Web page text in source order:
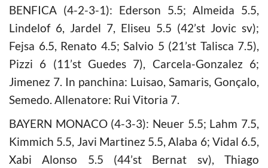
BENFICA (4-2-3-1): Ederson 5.5; Almeida 5.5,
Lindelof 6, Jardel 7, Eliseu 5.5 (42’st Jovic sv);
Fejsa 6.5, Renato 4.5; Salvio 5 (21’st Talisca 7.5),
Pizzi 6 (11’st Guedes 7), Carcela-Gonzalez 6;
Jimenez 7. In panchina: Luisao, Samaris, Gonçalo,
Semedo. Allenatore: Rui Vitoria 7.
BAYERN MONACO (4-3-3): Neuer 5.5; Lahm 7.5,
Kimmich 5.5, Javi Martinez 5.5, Alaba 6; Vidal 6.5,
Xabi Alonso 5.5 (44’st Bernat sv), Thiago